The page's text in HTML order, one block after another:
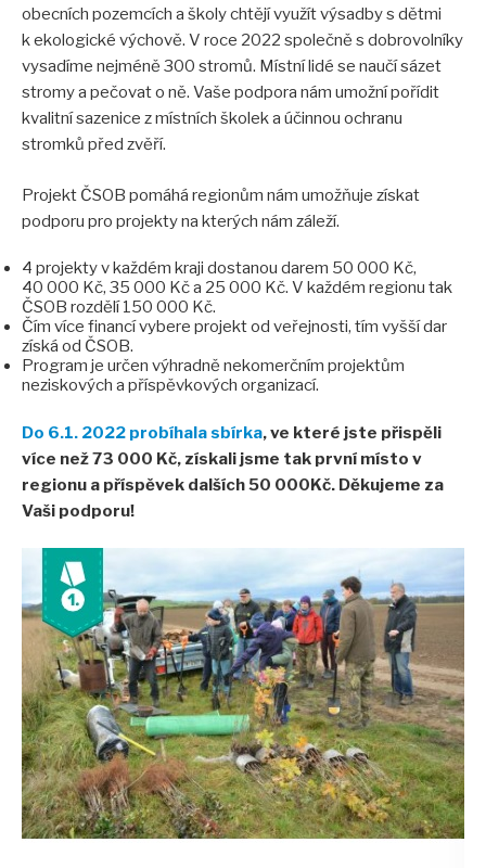
VÝSTAVA Za starými stromy v Poodří
Tour de aleje 2023
obecních pozemcích a školy chtějí využít výsadby s dětmi
k ekologické výchově. V roce 2022 společně s dobrovolníky
vysadíme nejméně 300 stromů. Místní lidé se naučí sázet
stromy a pečovat o ně. Vaše podpora nám umožní pořídit
kvalitní sazenice z místních školek a účinnou ochranu
stromků před zvěří.
Projekt ČSOB pomáhá regionům nám umožňuje získat
podporu pro projekty na kterých nám záleží.
4 projekty v každém kraji dostanou darem 50 000 Kč,
40 000 Kč, 35 000 Kč a 25 000 Kč. V každém regionu tak
ČSOB rozdělí 150 000 Kč.
Čím více financí vybere projekt od veřejnosti, tím vyšší dar
získá od ČSOB.
Program je určen výhradně nekomerčním projektům
neziskových a příspěvkových organizací.
Do 6.1. 2022 probíhala sbírka, ve které jste přispěli
více než 73 000 Kč, získali jsme tak první místo v
regionu a příspěvek dalších 50 000Kč. Děkujeme za
Vaši podporu!